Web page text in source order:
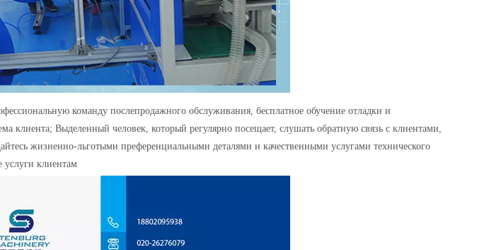
команду послепродажного обслуживания, бесплатное обучение отладки и
клиента; Выделенный человек, который регулярно посещает, слушать обратную связь с клиентами,
жизненно-льготыми преференциальными деталями и качественными услугами технического
услуги клиентам